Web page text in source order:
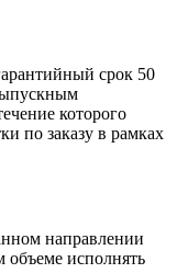
срок 50
которого
по заказу в рамках
направлении
объеме исполнять